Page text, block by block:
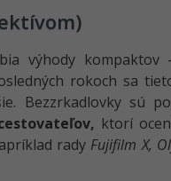
výhody
rokoch sa
Bezzrkadlovky sú
ktorí
rady Fujifilm X,